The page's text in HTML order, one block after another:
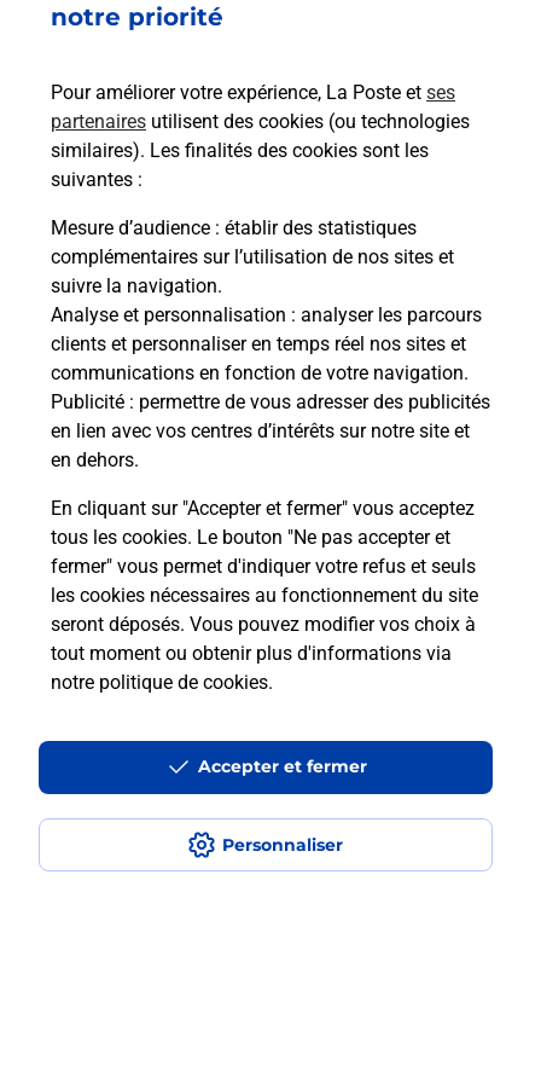
notre priorité
Pour améliorer votre expérience, La Poste et ses
partenaires utilisent des cookies (ou technologies
similaires). Les finalités des cookies sont les
suivantes :
Mesure d’audience : établir des statistiques
complémentaires sur l’utilisation de nos sites et
suivre la navigation.
Analyse et personnalisation : analyser les parcours
clients et personnaliser en temps réel nos sites et
communications en fonction de votre navigation.
Publicité : permettre de vous adresser des publicités
en lien avec vos centres d’intérêts sur notre site et
en dehors.
En cliquant sur "Accepter et fermer" vous acceptez
tous les cookies. Le bouton "Ne pas accepter et
fermer" vous permet d'indiquer votre refus et seuls
les cookies nécessaires au fonctionnement du site
seront déposés. Vous pouvez modifier vos choix à
tout moment ou obtenir plus d'informations via
notre politique de cookies.
Personnaliser
Accepter et fermer
Acheter un iPhone neuf ou reconditionné
Vous recherchez un smartphone pas cher proche
de chez vous ? Découvrez notre offre de
téléphones iPhone Apple dans vos bureaux de
Poste à AUBERIVE (52160) !
En savoir plus
Questions fréquemment posées
Comment retourner un colis acheté
en ligne depuis votre boîte aux lettres
Comment envoyer un colis ou faire un
retour chez un e-commerçant sans se
déplacer ?
Envoyer un petit colis au meilleur